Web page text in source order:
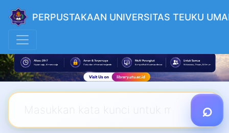
PERPUSTAKAAN UNIVERSITAS TEUKU